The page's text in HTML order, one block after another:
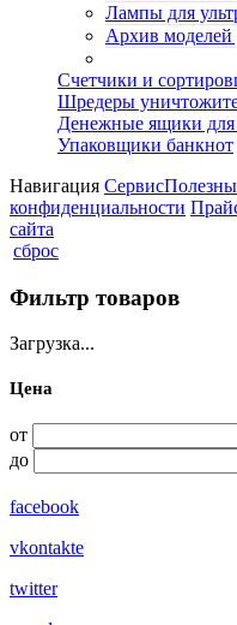
Лампы для
Архив моделей
Счетчики и
Шредеры
Денежные ящики для
Упаковщики банкнот
Навигация Сервис
конфиденциальности
сайта
сброс
Фильтр товаров
Загрузка...
Цена
от
до
facebook
vkontakte
twitter